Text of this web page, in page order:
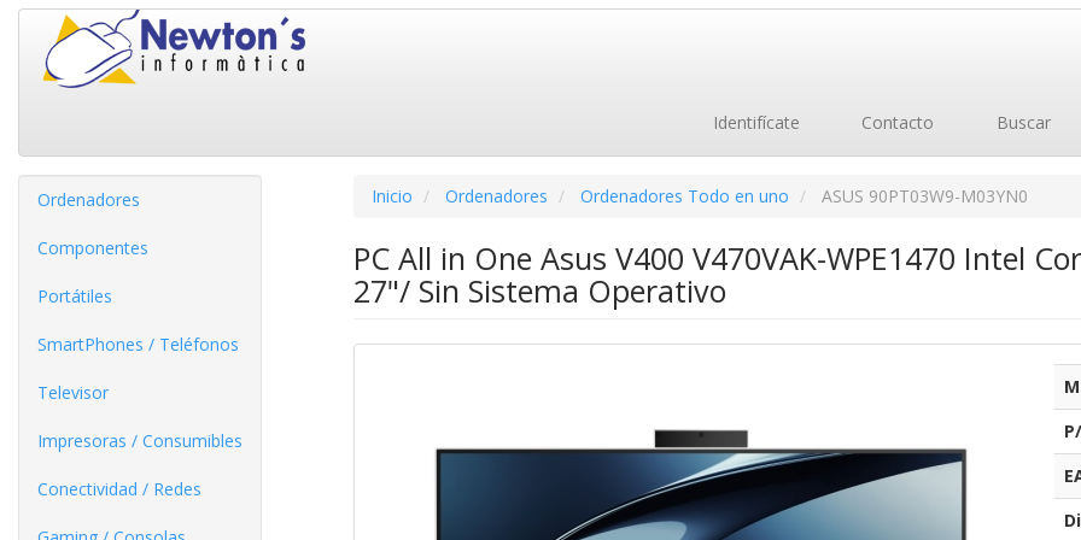
Identifícate Contacto Buscar
Ordenadores
Componentes
Portátiles
SmartPhones / Teléfonos
Televisor
Impresoras / Consumibles
Conectividad / Redes
Inicio Ordenadores Ordenadores Todo en uno ASUS 90PT03W9-M03YN0
PC All in One Asus V400 V470VAK-WPE1470 Intel
27"/ Sin Sistema Operativo